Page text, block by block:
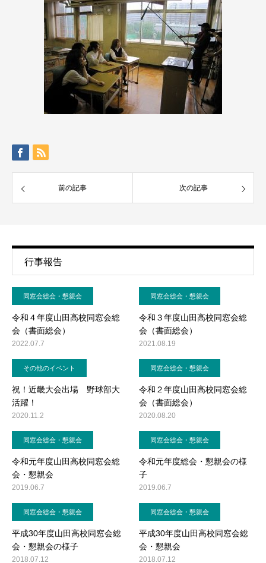
前の記事 次の記事
行事報告
同窓会総会・懇親会
令和４年度山田高校同窓会総
会（書面総会）
2022.07.7
同窓会総会・懇親会
令和３年度山田高校同窓会総
会（書面総会）
2021.08.19
その他のイベント
祝！近畿大会出場 野球部大
活躍！
2020.11.2
同窓会総会・懇親会
令和２年度山田高校同窓会総
会（書面総会）
2020.08.20
同窓会総会・懇親会
令和元年度山田高校同窓会総
会・懇親会
2019.06.7
同窓会総会・懇親会
令和元年度総会・懇親会の様
子
2019.06.7
同窓会総会・懇親会
平成30年度山田高校同窓会総
会・懇親会の様子
2018.07.12
同窓会総会・懇親会
平成30年度山田高校同窓会総
会・懇親会
2018.07.12